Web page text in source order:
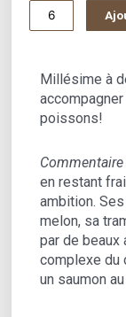
quantité
de
2021
Sélection
Hachette
(6bt)
Millésime à
poissons!
en restant
ambition.
melon, sa
par de beaux
complexe du
un saumon